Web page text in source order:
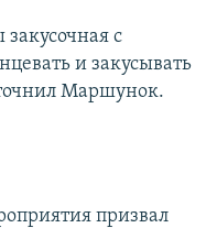
с
и закусывать
Маршунок.
призвал